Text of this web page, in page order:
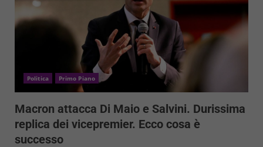
Politica Primo Piano
Macron attacca Di Maio e Salvini. Durissima
replica dei vicepremier. Ecco cosa è
successo